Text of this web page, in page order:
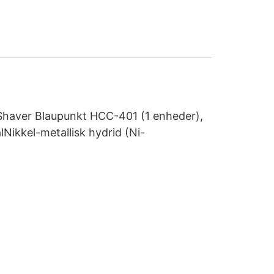
Blaupunkt HCC-401 (1 enheder),
metallisk hydrid (Ni-